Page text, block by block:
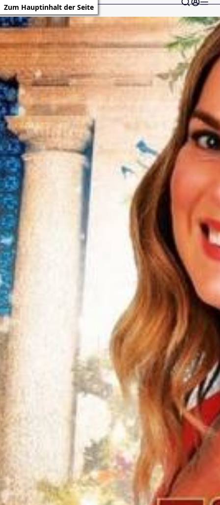
Zum Hauptinhalt der Seite